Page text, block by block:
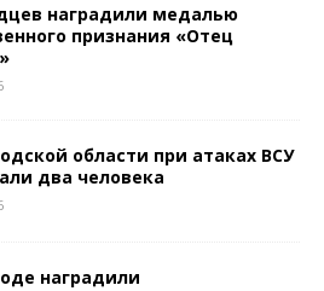
наградили медалью
признания «Отец
области при атаках ВСУ
два человека
наградили